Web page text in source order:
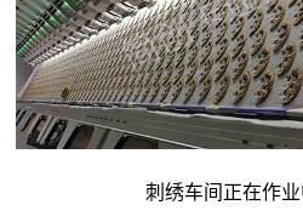
刺绣车间正在作